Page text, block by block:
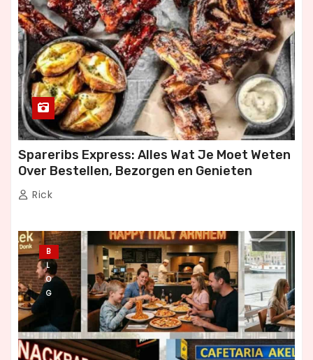
Spareribs Express: Alles Wat Je Moet Weten
Over Bestellen, Bezorgen en Genieten
Rick
B
L
O
G